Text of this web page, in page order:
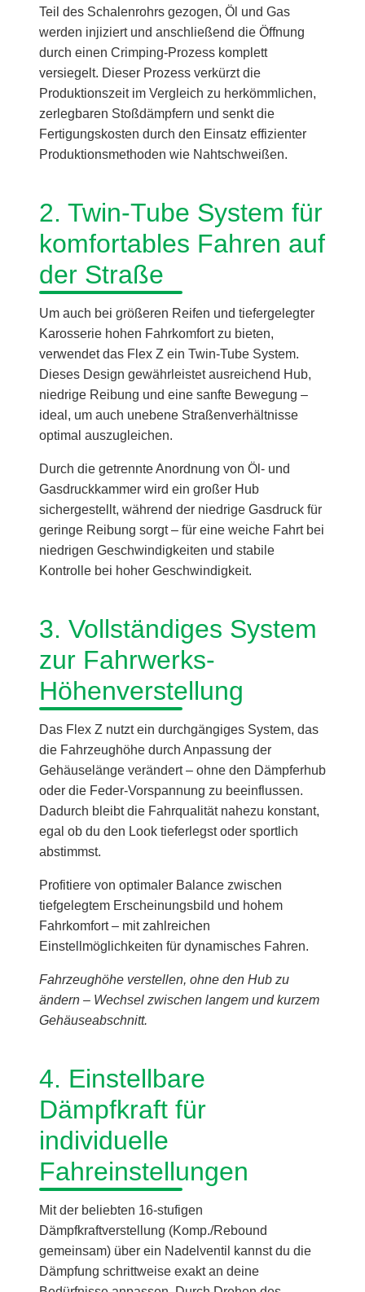
Teil des Schalenrohrs gezogen, Öl und Gas
werden injiziert und anschließend die Öffnung
durch einen Crimping-Prozess komplett
versiegelt. Dieser Prozess verkürzt die
Produktionszeit im Vergleich zu herkömmlichen,
zerlegbaren Stoßdämpfern und senkt die
Fertigungskosten durch den Einsatz effizienter
Produktionsmethoden wie Nahtschweißen.
2. Twin-Tube System für
komfortables Fahren auf
der Straße
Um auch bei größeren Reifen und tiefergelegter
Karosserie hohen Fahrkomfort zu bieten,
verwendet das Flex Z ein Twin-Tube System.
Dieses Design gewährleistet ausreichend Hub,
niedrige Reibung und eine sanfte Bewegung –
ideal, um auch unebene Straßenverhältnisse
optimal auszugleichen.
Durch die getrennte Anordnung von Öl- und
Gasdruckkammer wird ein großer Hub
sichergestellt, während der niedrige Gasdruck für
geringe Reibung sorgt – für eine weiche Fahrt bei
niedrigen Geschwindigkeiten und stabile
Kontrolle bei hoher Geschwindigkeit.
3. Vollständiges System
zur Fahrwerks-
Höhenverstellung
Das Flex Z nutzt ein durchgängiges System, das
die Fahrzeughöhe durch Anpassung der
Gehäuselänge verändert – ohne den Dämpferhub
oder die Feder-Vorspannung zu beeinflussen.
Dadurch bleibt die Fahrqualität nahezu konstant,
egal ob du den Look tieferlegst oder sportlich
abstimmst.
Profitiere von optimaler Balance zwischen
tiefgelegtem Erscheinungsbild und hohem
Fahrkomfort – mit zahlreichen
Einstellmöglichkeiten für dynamisches Fahren.
Fahrzeughöhe verstellen, ohne den Hub zu
ändern – Wechsel zwischen langem und kurzem
Gehäuseabschnitt.
4. Einstellbare
Dämpfkraft für
individuelle
Fahreinstellungen
Mit der beliebten 16-stufigen
Dämpfkraftverstellung (Komp./Rebound
gemeinsam) über ein Nadelventil kannst du die
Dämpfung schrittweise exakt an deine